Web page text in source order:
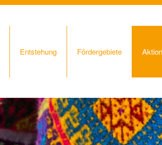
Entstehung Fördergebiete